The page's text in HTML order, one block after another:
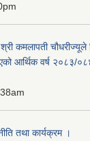
श्री कमलापती
आर्थिक वर्ष २०८३/
तथा कार्यक्रम ।